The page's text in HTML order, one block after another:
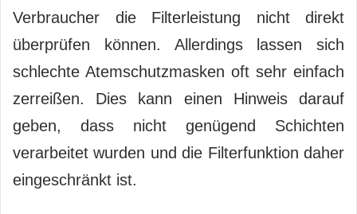
Verbraucher die Filterleistung nicht direkt
überprüfen können. Allerdings lassen sich
schlechte Atemschutzmasken oft sehr einfach
zerreißen. Dies kann einen Hinweis darauf
geben, dass nicht genügend Schichten
verarbeitet wurden und die Filterfunktion daher
eingeschränkt ist.